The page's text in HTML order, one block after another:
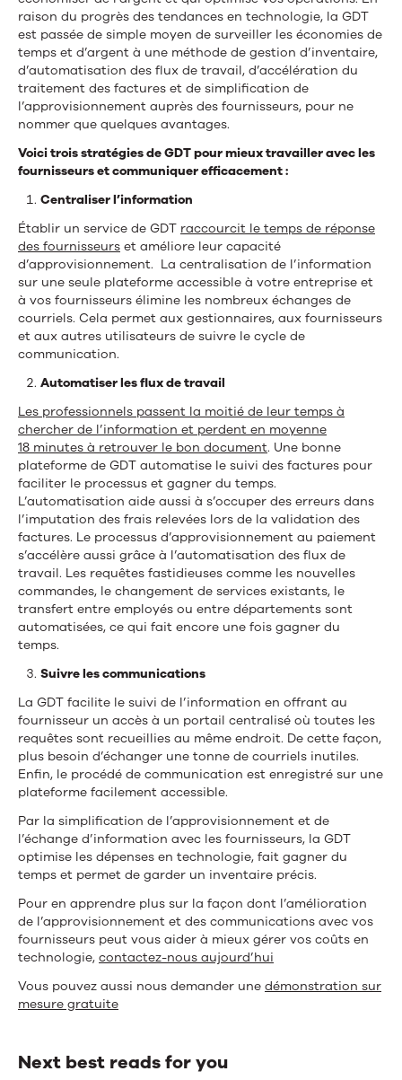
raison du progrès des tendances en technologie, la GDT
est passée de simple moyen de surveiller les économies de
temps et d’argent à une méthode de gestion d’inventaire,
d’automatisation des flux de travail, d’accélération du
traitement des factures et de simplification de
l’approvisionnement auprès des fournisseurs, pour ne
nommer que quelques avantages.
Voici trois stratégies de GDT pour mieux travailler avec les
fournisseurs et communiquer efficacement :
Centraliser l’information
Établir un service de GDT raccourcit le temps de réponse
des fournisseurs et améliore leur capacité
d’approvisionnement. La centralisation de l’information
sur une seule plateforme accessible à votre entreprise et
à vos fournisseurs élimine les nombreux échanges de
courriels. Cela permet aux gestionnaires, aux fournisseurs
et aux autres utilisateurs de suivre le cycle de
communication.
Automatiser les flux de travail
Les professionnels passent la moitié de leur temps à
chercher de l’information et perdent en moyenne
18 minutes à retrouver le bon document. Une bonne
plateforme de GDT automatise le suivi des factures pour
faciliter le processus et gagner du temps.
L’automatisation aide aussi à s’occuper des erreurs dans
l’imputation des frais relevées lors de la validation des
factures. Le processus d’approvisionnement au paiement
s’accélère aussi grâce à l’automatisation des flux de
travail. Les requêtes fastidieuses comme les nouvelles
commandes, le changement de services existants, le
transfert entre employés ou entre départements sont
automatisées, ce qui fait encore une fois gagner du
temps.
Suivre les communications
La GDT facilite le suivi de l’information en offrant au
fournisseur un accès à un portail centralisé où toutes les
requêtes sont recueillies au même endroit. De cette façon,
plus besoin d’échanger une tonne de courriels inutiles.
Enfin, le procédé de communication est enregistré sur une
plateforme facilement accessible.
Par la simplification de l’approvisionnement et de
l’échange d’information avec les fournisseurs, la GDT
optimise les dépenses en technologie, fait gagner du
temps et permet de garder un inventaire précis.
Pour en apprendre plus sur la façon dont l’amélioration
de l’approvisionnement et des communications avec vos
fournisseurs peut vous aider à mieux gérer vos coûts en
technologie, contactez-nous aujourd’hui
Vous pouvez aussi nous demander une démonstration sur
mesure gratuite
Next best reads for you